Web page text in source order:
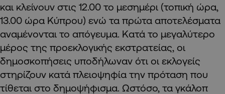
και κλείνουν στις 12.00 το μεσημέρι (τοπική ώρα,
13.00 ώρα Κύπρου) ενώ τα πρώτα αποτελέσματα
αναμένονται το απόγευμα. Κατά το μεγαλύτερο
μέρος της προεκλογικής εκστρατείας, οι
δημοσκοπήσεις υποδήλωναν ότι οι εκλογείς
στηρίζουν κατά πλειοψηφία την πρόταση που
τίθεται στο δημοψήφισμα. Ωστόσο, τα γκάλοπ